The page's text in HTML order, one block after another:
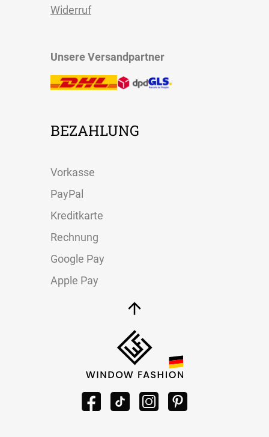
Widerruf
Unsere Versandpartner
BEZAHLUNG
Vorkasse
PayPal
Kreditkarte
Rechnung
Google Pay
Apple Pay